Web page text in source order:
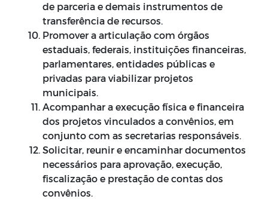
de parceria e demais instrumentos de
transferência de recursos.
Promover a articulação com órgãos
estaduais, federais, instituições financeiras,
parlamentares, entidades públicas e
privadas para viabilizar projetos
municipais.
Acompanhar a execução física e financeira
dos projetos vinculados a convênios, em
conjunto com as secretarias responsáveis.
Solicitar, reunir e encaminhar documentos
necessários para aprovação, execução,
fiscalização e prestação de contas dos
convênios.